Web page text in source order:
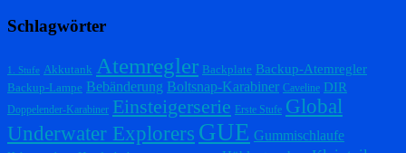
Schlagwörter
1. Stufe Akkutank Atemregler Backplate Backup-Atemregler
Backup-Lampe Bebänderung Boltsnap-Karabiner Caveline DIR
Doppelender-Karabiner Einsteigerserie Erste Stufe Global
Underwater Explorers GUE Gummischlaufe